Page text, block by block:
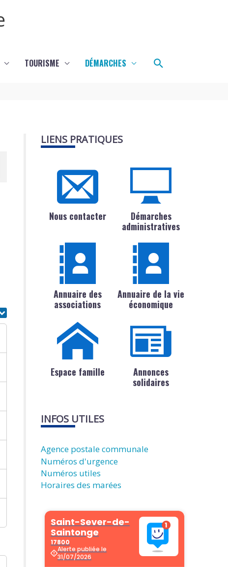
TOURISME DÉMARCHES Rechercher
LIENS PRATIQUES
Nous contacter
Démarches
administratives
Annuaire des
associations
Annuaire de la vie
économique
Espace famille
Annonces
solidaires
INFOS UTILES
Agence postale communale
Numéros d'urgence
Numéros utiles
Horaires des marées